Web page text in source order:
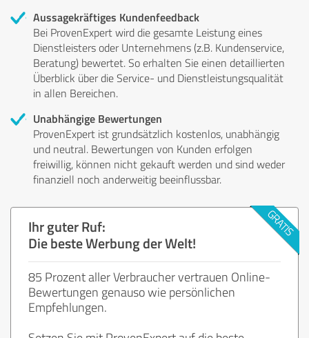
Aussagekräftiges Kundenfeedback
Bei ProvenExpert wird die gesamte Leistung eines
Dienstleisters oder Unternehmens (z.B. Kundenservice,
Beratung) bewertet. So erhalten Sie einen detaillierten
Überblick über die Service- und Dienstleistungsqualität
in allen Bereichen.
Unabhängige Bewertungen
ProvenExpert ist grundsätzlich kostenlos, unabhängig
und neutral. Bewertungen von Kunden erfolgen
freiwillig, können nicht gekauft werden und sind weder
finanziell noch anderweitig beeinflussbar.
Ihr guter Ruf:
Die beste Werbung der Welt!
85 Prozent aller Verbraucher vertrauen Online-
Bewertungen genauso wie persönlichen
Empfehlungen.